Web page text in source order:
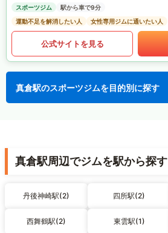
スポーツジム
駅から車で9分
運動不足を解消したい人
女性専用ジムに通いたい人
公式サイトを見る
真倉駅のスポーツジムを目的別に探す
真倉駅周辺でジムを駅から探す
丹後神崎駅(2) 四所駅(2)
西舞鶴駅(2) 東雲駅(1)